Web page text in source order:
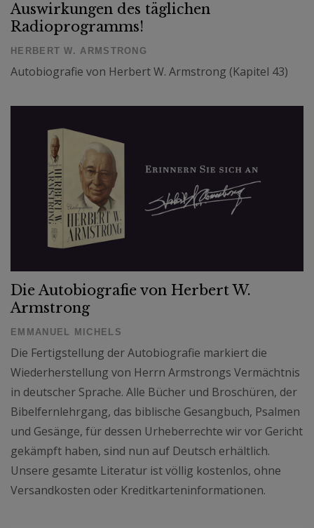
Auswirkungen des täglichen
Radioprogramms!
HERBERT W. ARMSTRONG
Autobiografie von Herbert W. Armstrong (Kapitel 43)
Die Autobiografie von Herbert W.
Armstrong
EMMANUEL MICHELS
Die Fertigstellung der Autobiografie markiert die
Wiederherstellung von Herrn Armstrongs Vermächtnis
in deutscher Sprache. Alle Bücher und Broschüren, der
Bibelfernlehrgang, das biblische Gesangbuch, Psalmen
und Gesänge, für dessen Urheberrechte wir vor Gericht
gekämpft haben, sind nun auf Deutsch erhältlich.
Unsere gesamte Literatur ist völlig kostenlos, ohne
Versandkosten oder Kreditkarteninformationen.